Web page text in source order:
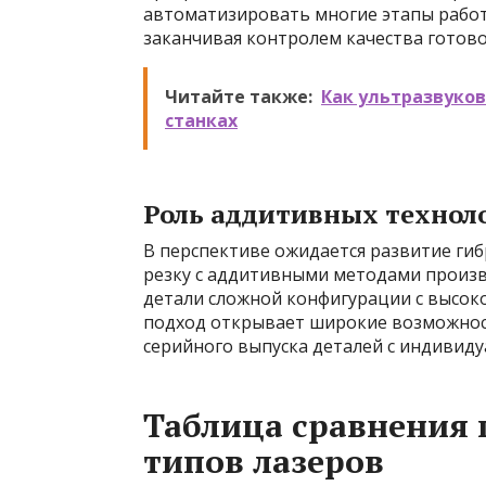
автоматизировать многие этапы
заканчивая контролем качества
Читайте также: Как
станках
Роль аддитивных
В перспективе ожидается развитие
резку с аддитивными методами
детали сложной конфигурации с
подход открывает широкие
серийного выпуска деталей с
Таблица
типов лазеров